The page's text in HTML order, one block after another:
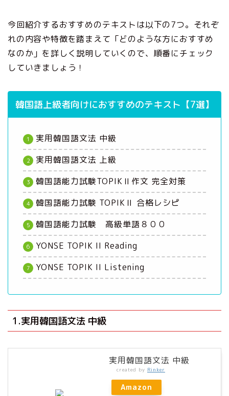
今回紹介するおすすめのテキストは以下の7つ。それぞ
れの内容や特徴を踏まえて「どのような方におすすめ
なのか」を詳しく説明していくので、順番にチェック
していきましょう！
韓国語上級者向けにおすすめのテキスト【7選】
実用韓国語文法 中級
実用韓国語文法 上級
韓国語能力試験TOPIKⅡ作文 完全対策
韓国語能力試験 TOPIKⅡ 合格レシピ
韓国語能力試験 高級単語８００
YONSE TOPIK II Reading
YONSE TOPIK II Listening
1.実用韓国語文法 中級
実用韓国語文法 中級
created by Rinker
Amazon